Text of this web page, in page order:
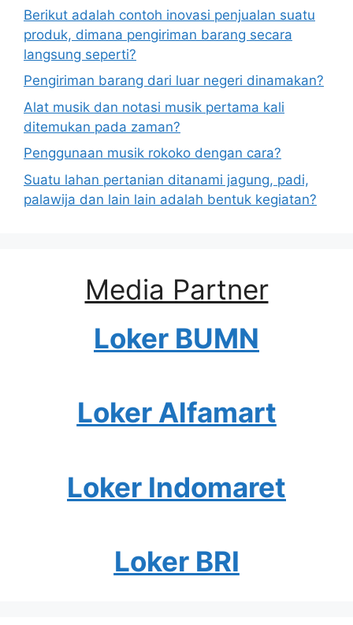
Berikut adalah contoh inovasi penjualan suatu
produk, dimana pengiriman barang secara
langsung seperti?
Pengiriman barang dari luar negeri dinamakan?
Alat musik dan notasi musik pertama kali
ditemukan pada zaman?
Penggunaan musik rokoko dengan cara?
Suatu lahan pertanian ditanami jagung, padi,
palawija dan lain lain adalah bentuk kegiatan?
Media Partner
Loker BUMN
Loker Alfamart
Loker Indomaret
Loker BRI